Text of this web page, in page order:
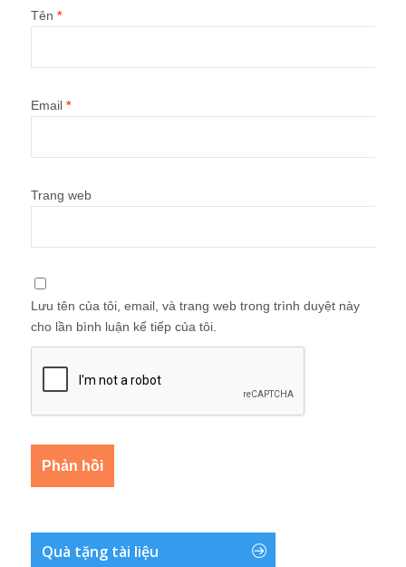
Tên *
Email *
Trang web
Lưu tên của tôi, email, và trang web trong trình duyệt này
cho lần bình luận kế tiếp của tôi.
Quà tặng tài liệu